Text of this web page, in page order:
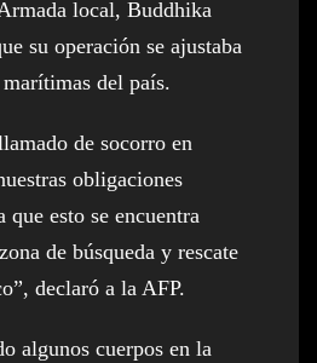
local, Buddhika
su operación se ajustaba
del país.
de socorro en
obligaciones
que esto se encuentra
de búsqueda y rescate
declaró a la AFP.
algunos cuerpos en la